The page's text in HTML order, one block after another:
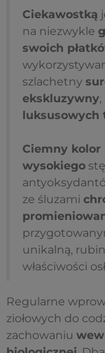
Ciekawostką
na niezwykle
swoich
szlachetny
ekskluzywny,
luksusowych
Ciemny kolor
wysokiego
ze śluzami
unikalną,
właściwości
Regularne
ziołowych do
zachowaniu